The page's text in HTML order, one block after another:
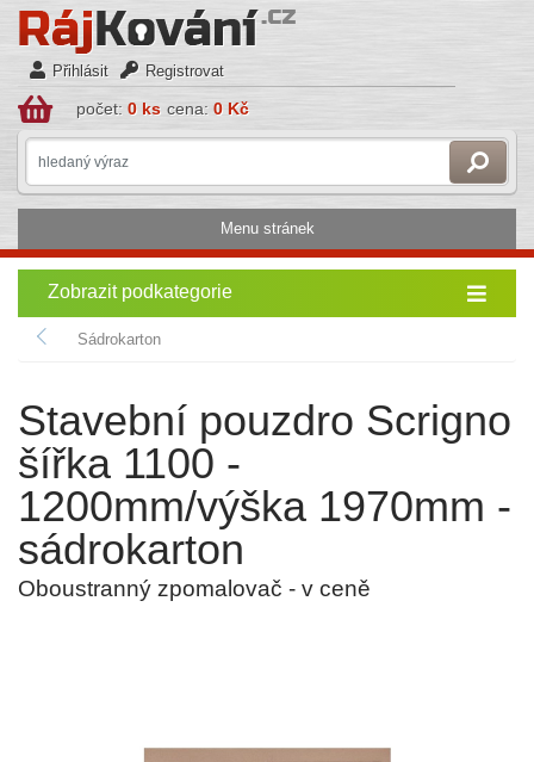
Přihlásit Registrovat
počet: 0 ks cena: 0 Kč
Menu stránek
Zobrazit podkategorie
Sádrokarton
Stavební pouzdro Scrigno
šířka 1100 -
1200mm/výška 1970mm -
sádrokarton
Oboustranný zpomalovač - v ceně